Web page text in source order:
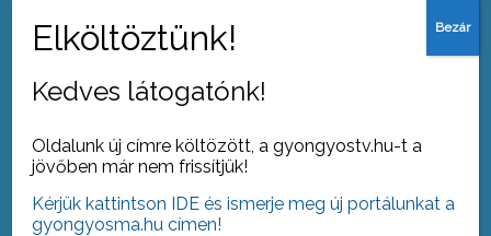
rendezvénnyel hálálta meg a bányász
szakszervezet a Mátrai Erőműnél
munkáját
Kedves látogatónk!
Oldalunk új címre költözött, a gyongyostv.hu-t a
jövőben már nem frissítjük!
Kérjük kattintson IDE és ismerje meg új portálunkat a
gyongyosma.hu címen!